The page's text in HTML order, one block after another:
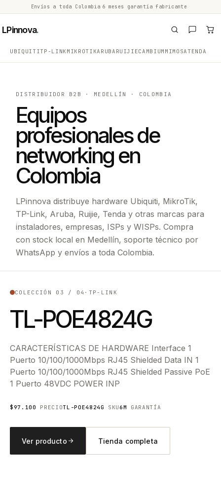
Envíos a toda Colombia 6 meses garantía fabricante
LPinnova.
UBIQUITITP-LINK MIKROTIKARUBA RUIJIECAMBIUM MIMOSATENDA
DISTRIBUIDOR B2B · MEDELLÍN · COLOMBIA
Equipos
profesionales de
networking en
Colombia
LPinnova distribuye hardware Ubiquiti, MikroTik,
TP-Link, Aruba, Ruijie, Tenda y otras marcas para
instaladores, empresas, ISPs y WISPs. Compra
con stock local en Medellín, soporte técnico por
WhatsApp y envíos a toda Colombia.
COLECCIÓN 03 / 04 · TP-LINK
TL-POE4824G
CARACTERÍSTICAS DE HARDWARE Interface 1
Puerto 10/100/1000Mbps RJ45 Shielded Data IN 1
Puerto 10/100/1000Mbps RJ45 Shielded Passive PoE
1 Puerto 48VDC POWER INP
$97.100 PRECIOTL-POE4824G SKU6M GARANTÍA
Ver producto Tienda completa